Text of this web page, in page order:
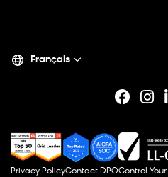
Français
Privacy PolicyContact DPOControl